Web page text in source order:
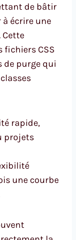
de bâtir
écrire une
Cette
fichiers CSS
de purge qui
rapide,
projets
une courbe